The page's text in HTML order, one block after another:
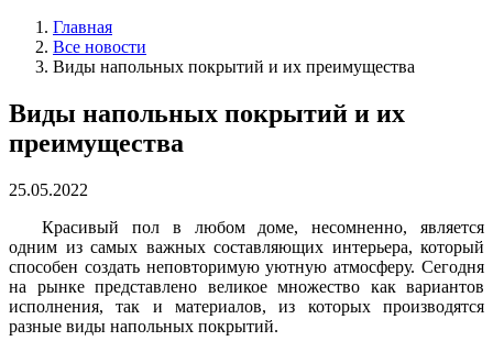
Главная
Все новости
Виды напольных покрытий и их преимущества
Виды напольных покрытий и их
преимущества
25.05.2022
Красивый пол в любом доме, несомненно, является
одним из самых важных составляющих интерьера, который
способен создать неповторимую уютную атмосферу. Сегодня
на рынке представлено великое множество как вариантов
исполнения, так и материалов, из которых производятся
разные виды напольных покрытий.